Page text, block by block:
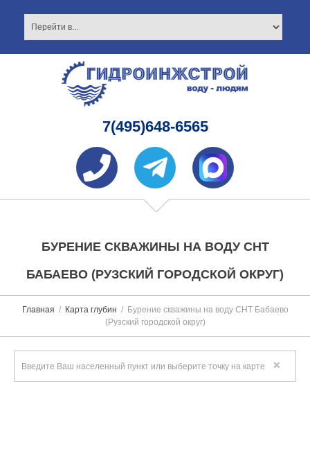
7(495)648-6565
БУРЕНИЕ СКВАЖИНЫ НА ВОДУ СНТ
БАБАЕВО (РУЗСКИЙ ГОРОДСКОЙ ОКРУГ)
Главная Карта глубин
Бурение скважины на воду СНТ Бабаево
(Рузский городской округ)